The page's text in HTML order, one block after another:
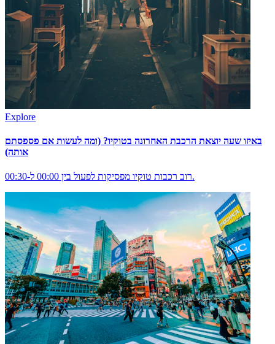
Explore
באיזו שעה יוצאת הרכבת האחרונה בטוקיו? (ומה לעשות אם פספסתם
אותה)
רוב רכבות טוקיו מפסיקות לפעול בין 00:00 ל-00:30.